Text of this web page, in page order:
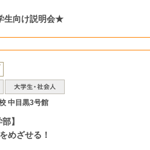
生向け説明会★
中目黒3号館
】
めざせる！